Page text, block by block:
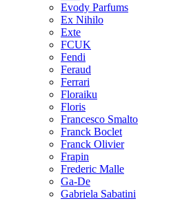
Evody Parfums
Ex Nihilo
Exte
FCUK
Fendi
Feraud
Ferrari
Floraiku
Floris
Francesco Smalto
Franck Boclet
Franck Olivier
Frapin
Frederic Malle
Ga-De
Gabriela Sabatini